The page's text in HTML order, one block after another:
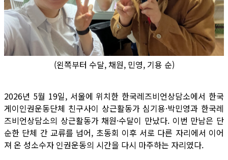
(왼쪽부터 수달, 채원, 민영, 기용 순)
2026년 5월 19일, 서울에 위치한 한국레즈비언상담소에서 한국
게이인권운동단체 친구사이 상근활동가 심기용·박민영과 한국레
즈비언상담소의 상근활동가 채원·수달이 만났다. 이번 만남은 단
순한 단체 간 교류를 넘어, 초동회 이후 서로 다른 자리에서 이어
져 온 성소수자 인권운동의 시간을 다시 마주하는 자리였다.